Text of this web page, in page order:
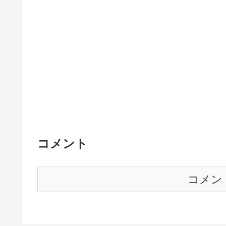
コメント
コメン